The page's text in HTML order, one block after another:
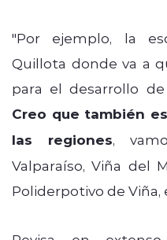
"Por ejemplo, la
Quillota donde va a
para el desarrollo
Creo que también
las regiones,
Valparaíso, Viña del
Poliderpotivo de Viña,